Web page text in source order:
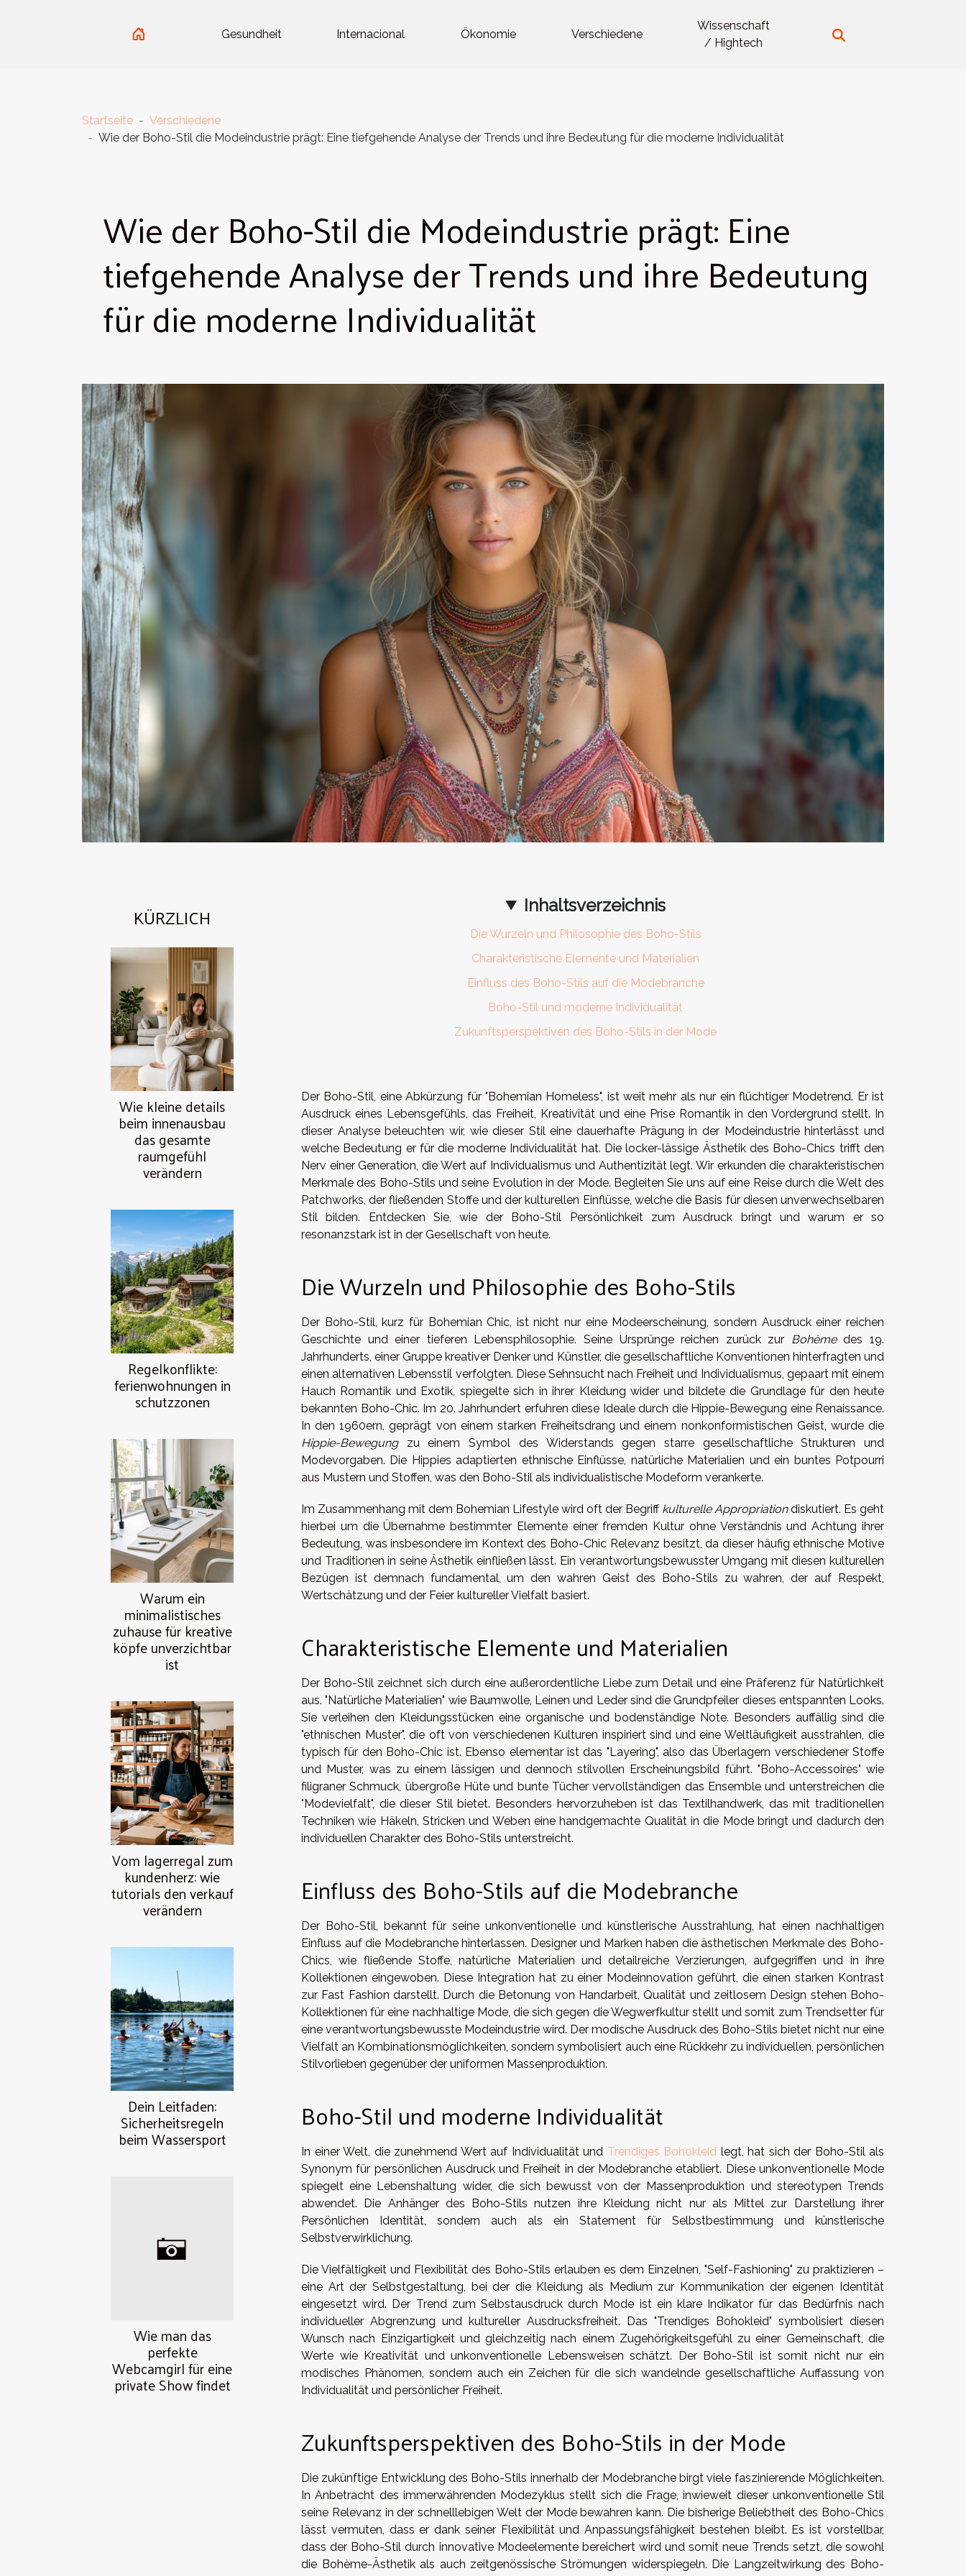
Gesundheit Internacional Ökonomie Verschiedene
Wissenschaft
/ Hightech
Startseite
Verschiedene
Wie der Boho-Stil die Modeindustrie prägt: Eine tiefgehende Analyse der Trends und ihre Bedeutung für die moderne Individualität
Wie der Boho-Stil die Modeindustrie prägt: Eine
tiefgehende Analyse der Trends und ihre Bedeutung
für die moderne Individualität
KÜRZLICH
Wie kleine details
beim innenausbau
das gesamte
raumgefühl
verändern
Regelkonflikte:
ferienwohnungen in
schutzzonen
Warum ein
minimalistisches
zuhause für kreative
köpfe unverzichtbar
ist
Vom lagerregal zum
kundenherz: wie
tutorials den verkauf
verändern
Dein Leitfaden:
Sicherheitsregeln
beim Wassersport
Wie man das
perfekte
Webcamgirl für eine
private Show findet
Inhaltsverzeichnis
Die Wurzeln und Philosophie des Boho-Stils
Charakteristische Elemente und Materialien
Einfluss des Boho-Stils auf die Modebranche
Boho-Stil und moderne Individualität
Zukunftsperspektiven des Boho-Stils in der Mode
Der Boho-Stil, eine Abkürzung für "Bohemian Homeless", ist weit mehr als nur ein flüchtiger Modetrend. Er ist
Ausdruck eines Lebensgefühls, das Freiheit, Kreativität und eine Prise Romantik in den Vordergrund stellt. In
dieser Analyse beleuchten wir, wie dieser Stil eine dauerhafte Prägung in der Modeindustrie hinterlässt und
welche Bedeutung er für die moderne Individualität hat. Die locker-lässige Ästhetik des Boho-Chics trifft den
Nerv einer Generation, die Wert auf Individualismus und Authentizität legt. Wir erkunden die charakteristischen
Merkmale des Boho-Stils und seine Evolution in der Mode. Begleiten Sie uns auf eine Reise durch die Welt des
Patchworks, der fließenden Stoffe und der kulturellen Einflüsse, welche die Basis für diesen unverwechselbaren
Stil bilden. Entdecken Sie, wie der Boho-Stil Persönlichkeit zum Ausdruck bringt und warum er so
resonanzstark ist in der Gesellschaft von heute.
Die Wurzeln und Philosophie des Boho-Stils
Der Boho-Stil, kurz für Bohemian Chic, ist nicht nur eine Modeerscheinung, sondern Ausdruck einer reichen
Geschichte und einer tieferen Lebensphilosophie. Seine Ursprünge reichen zurück zur Bohèmedes 19.
Jahrhunderts, einer Gruppe kreativer Denker und Künstler, die gesellschaftliche Konventionen hinterfragten und
einen alternativen Lebensstil verfolgten. Diese Sehnsucht nach Freiheit und Individualismus, gepaart mit einem
Hauch Romantik und Exotik, spiegelte sich in ihrer Kleidung wider und bildete die Grundlage für den heute
bekannten Boho-Chic. Im 20. Jahrhundert erfuhren diese Ideale durch die Hippie-Bewegung eine Renaissance.
In den 1960ern, geprägt von einem starken Freiheitsdrang und einem nonkonformistischen Geist, wurde die
Hippie-Bewegungzu einem Symbol des Widerstands gegen starre gesellschaftliche Strukturen und
Modevorgaben. Die Hippies adaptierten ethnische Einflüsse, natürliche Materialien und ein buntes Potpourri
aus Mustern und Stoffen, was den Boho-Stil als individualistische Modeform verankerte.
Im Zusammenhang mit dem Bohemian Lifestyle wird oft der Begriff kulturelle Appropriationdiskutiert. Es geht
hierbei um die Übernahme bestimmter Elemente einer fremden Kultur ohne Verständnis und Achtung ihrer
Bedeutung, was insbesondere im Kontext des Boho-Chic Relevanz besitzt, da dieser häufig ethnische Motive
und Traditionen in seine Ästhetik einfließen lässt. Ein verantwortungsbewusster Umgang mit diesen kulturellen
Bezügen ist demnach fundamental, um den wahren Geist des Boho-Stils zu wahren, der auf Respekt,
Wertschätzung und der Feier kultureller Vielfalt basiert.
Charakteristische Elemente und Materialien
Der Boho-Stil zeichnet sich durch eine außerordentliche Liebe zum Detail und eine Präferenz für Natürlichkeit
aus. "Natürliche Materialien" wie Baumwolle, Leinen und Leder sind die Grundpfeiler dieses entspannten Looks.
Sie verleihen den Kleidungsstücken eine organische und bodenständige Note. Besonders auffällig sind die
"ethnischen Muster", die oft von verschiedenen Kulturen inspiriert sind und eine Weltläufigkeit ausstrahlen, die
typisch für den Boho-Chic ist. Ebenso elementar ist das "Layering", also das Überlagern verschiedener Stoffe
und Muster, was zu einem lässigen und dennoch stilvollen Erscheinungsbild führt. "Boho-Accessoires" wie
filigraner Schmuck, übergroße Hüte und bunte Tücher vervollständigen das Ensemble und unterstreichen die
"Modevielfalt", die dieser Stil bietet. Besonders hervorzuheben ist das Textilhandwerk, das mit traditionellen
Techniken wie Häkeln, Stricken und Weben eine handgemachte Qualität in die Mode bringt und dadurch den
individuellen Charakter des Boho-Stils unterstreicht.
Einfluss des Boho-Stils auf die Modebranche
Der Boho-Stil, bekannt für seine unkonventionelle und künstlerische Ausstrahlung, hat einen nachhaltigen
Einfluss auf die Modebranche hinterlassen. Designer und Marken haben die ästhetischen Merkmale des Boho-
Chics, wie fließende Stoffe, natürliche Materialien und detailreiche Verzierungen, aufgegriffen und in ihre
Kollektionen eingewoben. Diese Integration hat zu einer Modeinnovation geführt, die einen starken Kontrast
zur Fast Fashion darstellt. Durch die Betonung von Handarbeit, Qualität und zeitlosem Design stehen Boho-
Kollektionen für eine nachhaltige Mode, die sich gegen die Wegwerfkultur stellt und somit zum Trendsetter für
eine verantwortungsbewusste Modeindustrie wird. Der modische Ausdruck des Boho-Stils bietet nicht nur eine
Vielfalt an Kombinationsmöglichkeiten, sondern symbolisiert auch eine Rückkehr zu individuellen, persönlichen
Stilvorlieben gegenüber der uniformen Massenproduktion.
Boho-Stil und moderne Individualität
In einer Welt, die zunehmend Wert auf Individualität und Trendiges Bohokleid legt, hat sich der Boho-Stil als
Synonym für persönlichen Ausdruck und Freiheit in der Modebranche etabliert. Diese unkonventionelle Mode
spiegelt eine Lebenshaltung wider, die sich bewusst von der Massenproduktion und stereotypen Trends
abwendet. Die Anhänger des Boho-Stils nutzen ihre Kleidung nicht nur als Mittel zur Darstellung ihrer
Persönlichen Identität, sondern auch als ein Statement für Selbstbestimmung und künstlerische
Selbstverwirklichung.
Die Vielfältigkeit und Flexibilität des Boho-Stils erlauben es dem Einzelnen, "Self-Fashioning" zu praktizieren –
eine Art der Selbstgestaltung, bei der die Kleidung als Medium zur Kommunikation der eigenen Identität
eingesetzt wird. Der Trend zum Selbstausdruck durch Mode ist ein klare Indikator für das Bedürfnis nach
individueller Abgrenzung und kultureller Ausdrucksfreiheit. Das "Trendiges Bohokleid" symbolisiert diesen
Wunsch nach Einzigartigkeit und gleichzeitig nach einem Zugehörigkeitsgefühl zu einer Gemeinschaft, die
Werte wie Kreativität und unkonventionelle Lebensweisen schätzt. Der Boho-Stil ist somit nicht nur ein
modisches Phänomen, sondern auch ein Zeichen für die sich wandelnde gesellschaftliche Auffassung von
Individualität und persönlicher Freiheit.
Zukunftsperspektiven des Boho-Stils in der Mode
Die zukünftige Entwicklung des Boho-Stils innerhalb der Modebranche birgt viele faszinierende Möglichkeiten.
In Anbetracht des immerwährenden Modezyklus stellt sich die Frage, inwieweit dieser unkonventionelle Stil
seine Relevanz in der schnelllebigen Welt der Mode bewahren kann. Die bisherige Beliebtheit des Boho-Chics
lässt vermuten, dass er dank seiner Flexibilität und Anpassungsfähigkeit bestehen bleibt. Es ist vorstellbar,
dass der Boho-Stil durch innovative Modeelemente bereichert wird und somit neue Trends setzt, die sowohl
die Bohème-Ästhetik als auch zeitgenössische Strömungen widerspiegeln. Die Langzeitwirkung des Boho-